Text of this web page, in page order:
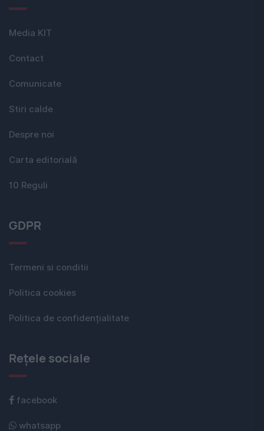
Media KIT
Contact
Comunicate
Stiri calde
Despre noi
Carta editorială
10 Reguli
GDPR
Termeni si conditii
Politica cookies
Politica de confidențialitate
Rețele sociale
facebook
whatsapp